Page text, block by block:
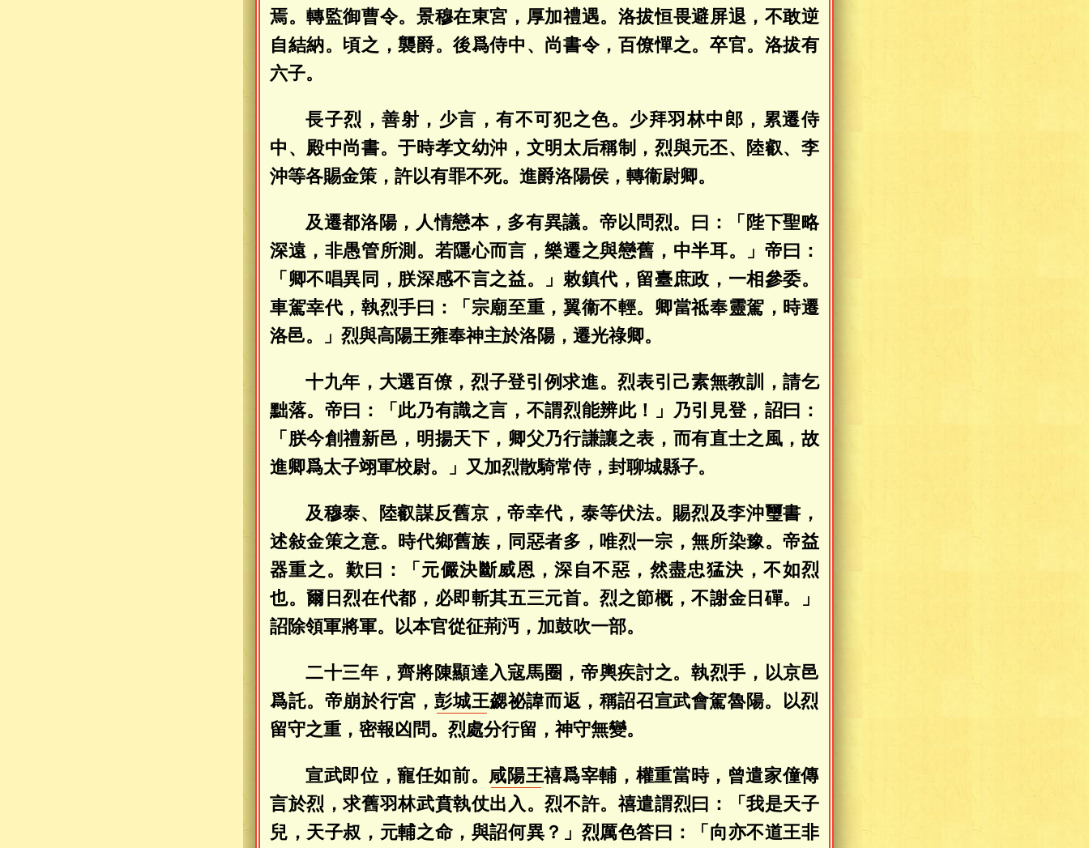
焉。轉監御曹令。景穆在東宮，厚加禮遇。洛拔恒畏避屏退，不敢逆
自結納。頃之，襲爵。後爲侍中、尚書令，百僚憚之。卒官。洛拔有
六子。
長子烈，善射，少言，有不可犯之色。少拜羽林中郎，累遷侍
中、殿中尚書。于時孝文幼沖，文明太后稱制，烈與元丕、陸叡、李
沖等各賜金策，許以有罪不死。進爵洛陽侯，轉衞尉卿。
及遷都洛陽，人情戀本，多有異議。帝以問烈。曰：「陛下聖略
深遠，非愚管所測。若隱心而言，樂遷之與戀舊，中半耳。」帝曰：
「卿不唱異同，朕深感不言之益。」敕鎮代，留臺庶政，一相參委。
車駕幸代，執烈手曰：「宗廟至重，翼衞不輕。卿當祗奉靈駕，時遷
洛邑。」烈與高陽王雍奉神主於洛陽，遷光祿卿。
十九年，大選百僚，烈子登引例求進。烈表引己素無教訓，請乞
黜落。帝曰：「此乃有識之言，不謂烈能辨此！」乃引見登，詔曰：
「朕今創禮新邑，明揚天下，卿父乃行謙讓之表，而有直士之風，故
進卿爲太子翊軍校尉。」又加烈散騎常侍，封聊城縣子。
及穆泰、陸叡謀反舊京，帝幸代，泰等伏法。賜烈及李沖璽書，
述敍金策之意。時代鄉舊族，同惡者多，唯烈一宗，無所染豫。帝益
器重之。歎曰：「元儼決斷威恩，深自不惡，然盡忠猛決，不如烈
也。爾日烈在代都，必即斬其五三元首。烈之節概，不謝金日磾。」
詔除領軍將軍。以本官從征荊沔，加鼓吹一部。
二十三年，齊將陳顯達入寇馬圈，帝輿疾討之。執烈手，以京邑
爲託。帝崩於行宮，彭城王勰祕諱而返，稱詔召宣武會駕魯陽。以烈
留守之重，密報凶問。烈處分行留，神守無變。
宣武即位，寵任如前。 咸陽王禧爲宰輔，權重當時，曾遣家僮傳
言於烈，求舊羽林武賁執仗出入。烈不許。禧遣謂烈曰：「我是天子
兒，天子叔，元輔之命，與詔何異？」烈厲色答曰：「向亦不道王非